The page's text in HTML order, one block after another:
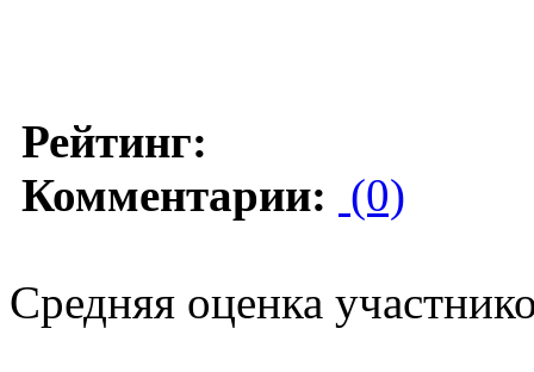
Рейтинг:
Комментарии: (0)
Средняя оценка